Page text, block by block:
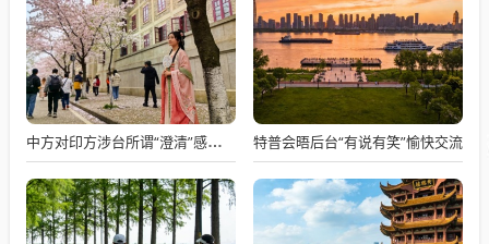
中方对印方涉台所谓“澄清”感到意外 特普会晤后台“有说有笑”愉快交流